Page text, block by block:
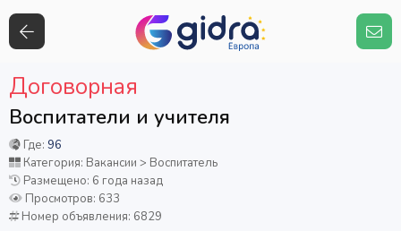
Воспитатели и учителя
Договорная
Где: 96
Категория: Вакансии > Воспитатель
Размещено: 6 года назад
Просмотров: 633
Номер объявления: 6829